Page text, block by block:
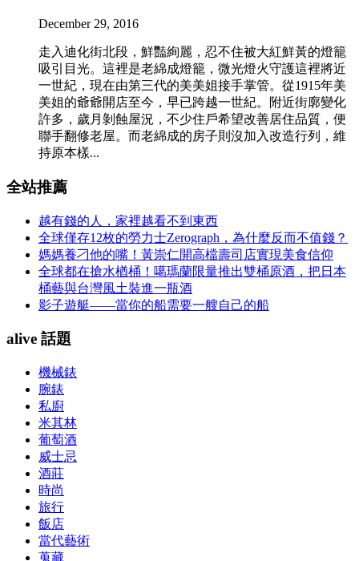
December 29, 2016
走入迪化街北段，鮮豔絢麗，忍不住被大紅鮮黃的燈籠
吸引目光。這裡是老綿成燈籠，微光燈火守護這裡將近
一世紀，現在由第三代的美美姐接手掌管。從1915年美
美姐的爺爺開店至今，早已跨越一世紀。附近街廓變化
許多，歲月剝蝕屋況，不少住戶希望改善居住品質，便
聯手翻修老屋。而老綿成的房子則沒加入改造行列，維
持原本樣...
全站推薦
越有錢的人，家裡越看不到東西
全球僅存12枚的勞力士Zerograph，為什麼反而不值錢？
媽媽養刁他的嘴！黃崇仁開高檔壽司店實現美食信仰
全球都在搶水楢桶！噶瑪蘭限量推出雙桶原酒，把日本
桶藝與台灣風土裝進一瓶酒
影子遊艇——當你的船需要一艘自己的船
alive 話題
機械錶
腕錶
私廚
米其林
葡萄酒
威士忌
酒莊
時尚
旅行
飯店
當代藝術
蒐藏